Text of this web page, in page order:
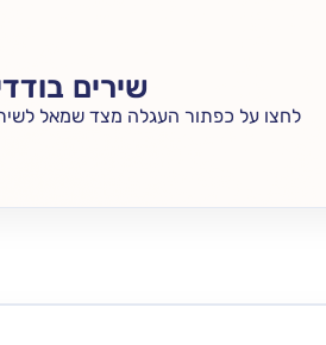
שירים
לחצו על כפתור העגלה מצד שמאל